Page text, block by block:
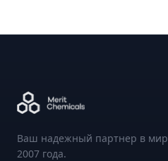
Ваш надежный партнер в
2007 года.